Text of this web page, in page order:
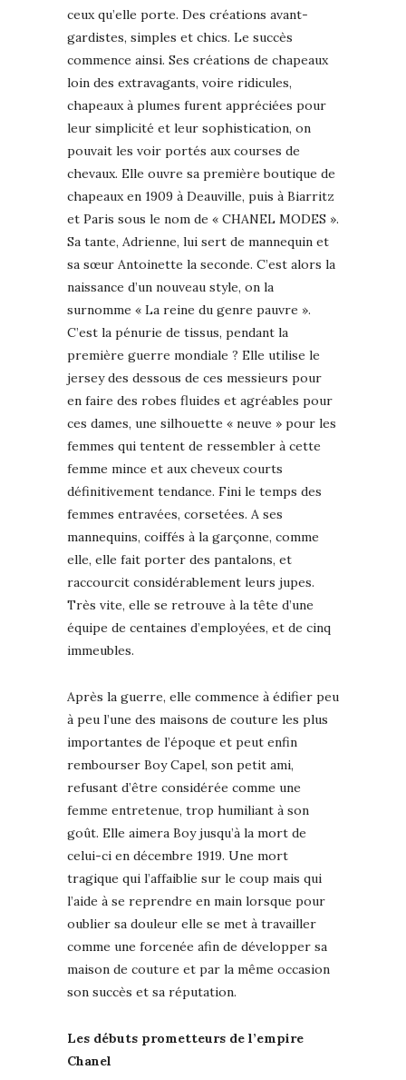
ceux qu’elle porte. Des créations avant-
gardistes, simples et chics. Le succès
commence ainsi. Ses créations de chapeaux
loin des extravagants, voire ridicules,
chapeaux à plumes furent appréciées pour
leur simplicité et leur sophistication, on
pouvait les voir portés aux courses de
chevaux. Elle ouvre sa première boutique de
chapeaux en 1909 à Deauville, puis à Biarritz
et Paris sous le nom de « CHANEL MODES ».
Sa tante, Adrienne, lui sert de mannequin et
sa sœur Antoinette la seconde. C’est alors la
naissance d’un nouveau style, on la
surnomme « La reine du genre pauvre ».
C’est la pénurie de tissus, pendant la
première guerre mondiale ? Elle utilise le
jersey des dessous de ces messieurs pour
en faire des robes fluides et agréables pour
ces dames, une silhouette « neuve » pour les
femmes qui tentent de ressembler à cette
femme mince et aux cheveux courts
définitivement tendance. Fini le temps des
femmes entravées, corsetées. A ses
mannequins, coiffés à la garçonne, comme
elle, elle fait porter des pantalons, et
raccourcit considérablement leurs jupes.
Très vite, elle se retrouve à la tête d’une
équipe de centaines d’employées, et de cinq
immeubles.
Après la guerre, elle commence à édifier peu
à peu l’une des maisons de couture les plus
importantes de l’époque et peut enfin
rembourser Boy Capel, son petit ami,
refusant d’être considérée comme une
femme entretenue, trop humiliant à son
goût. Elle aimera Boy jusqu’à la mort de
celui-ci en décembre 1919. Une mort
tragique qui l’affaiblie sur le coup mais qui
l’aide à se reprendre en main lorsque pour
oublier sa douleur elle se met à travailler
comme une forcenée afin de développer sa
maison de couture et par la même occasion
son succès et sa réputation.
Les débuts prometteurs de l’empire
Chanel